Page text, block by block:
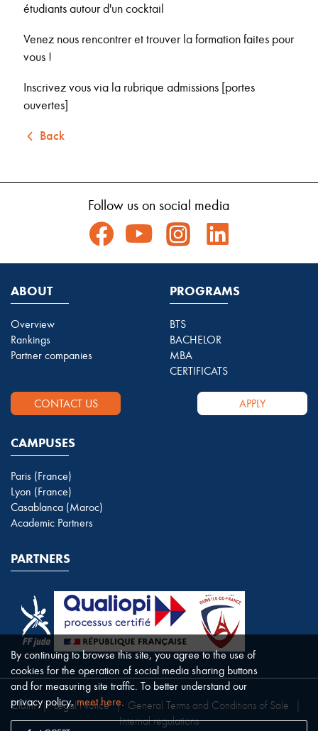
étudiants autour d'un cocktail
Venez nous rencontrer et trouver la formation faites pour
vous !
Inscrivez vous via la rubrique admissions [portes
ouvertes]
Back
Follow us on social media
ABOUT
Overview
Rankings
Partner companies
PROGRAMS
BTS
BACHELOR
MBA
CERTIFICATS
CONTACT US APPLY
CAMPUSES
Paris (France)
Lyon (France)
Casablanca (Maroc)
Academic Partners
PARTNERS
Claim | Legal Notice | General Terms and Conditions of Sale
Internal regulations
By continuing to browse this site, you agree to the use of
cookies for the operation of social media sharing buttons
and for measuring site traffic. To better understand our
privacy policy,meet here.